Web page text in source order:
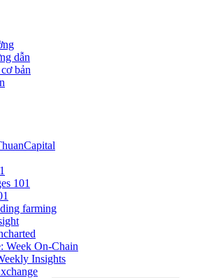
dẫn
bản
101
farming
Week On-Chain
Insights